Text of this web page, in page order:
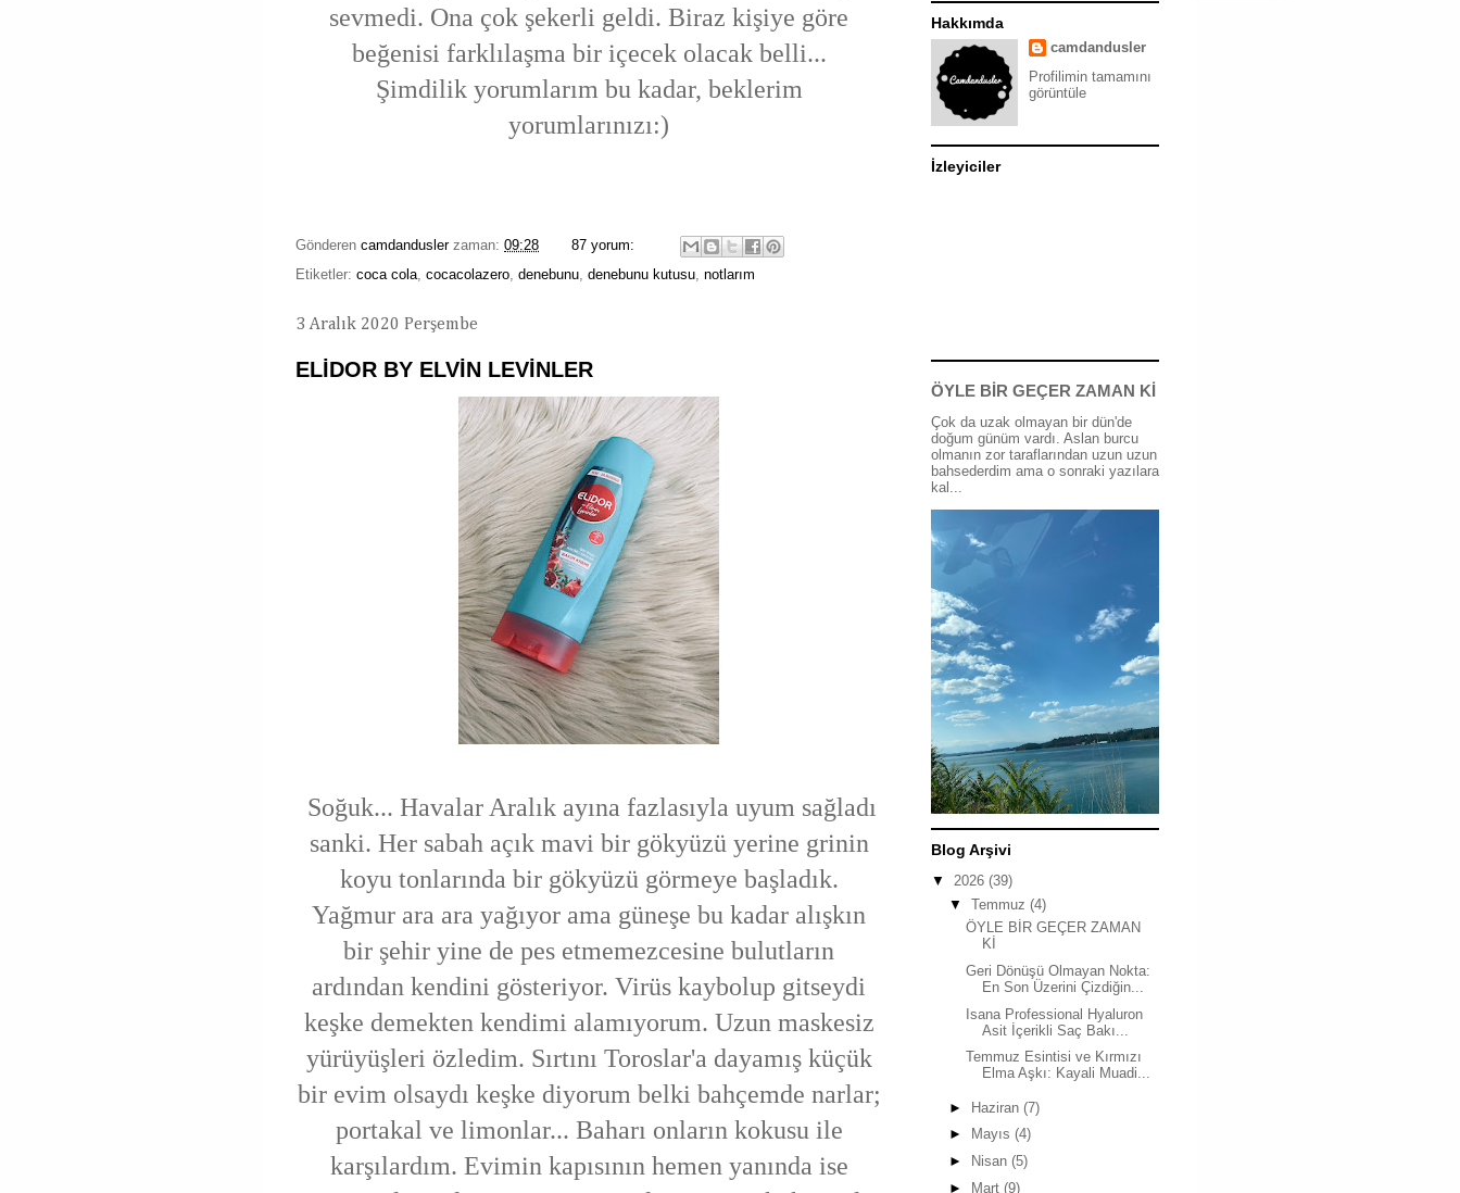
sevmedi. Ona çok şekerli geldi. Biraz kişiye göre
beğenisi farklılaşma bir içecek olacak belli...
Şimdilik yorumlarım bu kadar, beklerim
yorumlarınızı:)
Gönderen camdandusler zaman: 09:28
87 yorum:
Etiketler: coca cola, cocacolazero, denebunu, denebunu kutusu, notlarım
3 Aralık 2020 Perşembe
ELİDOR BY ELVİN LEVİNLER
Soğuk... Havalar Aralık ayına fazlasıyla uyum sağladı
sanki. Her sabah açık mavi bir gökyüzü yerine grinin
koyu tonlarında bir gökyüzü görmeye başladık.
Yağmur ara ara yağıyor ama güneşe bu kadar alışkın
bir şehir yine de pes etmemezcesine bulutların
ardından kendini gösteriyor. Virüs kaybolup gitseydi
keşke demekten kendimi alamıyorum. Uzun maskesiz
yürüyüşleri özledim. Sırtını Toroslar'a dayamış küçük
bir evim olsaydı keşke diyorum belki bahçemde narlar;
portakal ve limonlar... Baharı onların kokusu ile
karşılardım. Evimin kapısının hemen yanında ise
Hakkımda
camdandusler
Profilimin tamamını
görüntüle
İzleyiciler
ÖYLE BİR GEÇER ZAMAN Kİ
Çok da uzak olmayan bir dün'de
doğum günüm vardı. Aslan burcu
olmanın zor taraflarından uzun uzun
bahsederdim ama o sonraki yazılara
kal...
Blog Arşivi
▼ 2026 (39)
▼ Temmuz (4)
ÖYLE BİR GEÇER ZAMAN
Kİ
Geri Dönüşü Olmayan Nokta:
En Son Üzerini Çizdiğin...
Isana Professional Hyaluron
Asit İçerikli Saç Bakı...
Temmuz Esintisi ve Kırmızı
Elma Aşkı: Kayali Muadi...
► Haziran (7)
►
Mayıs (4)
►
Nisan (5)
►
Mart (9)